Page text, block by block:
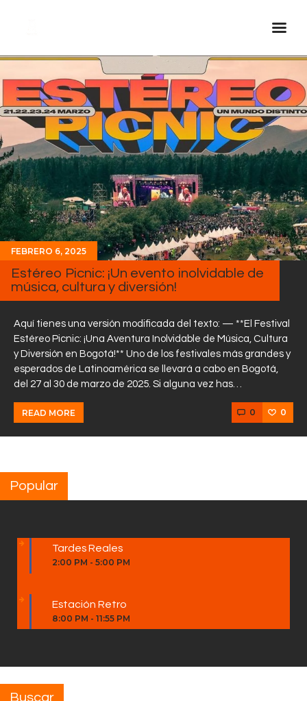
Inicio Real FM
Streaming
En Vivo
Descarga La APP
Programas
Noticias
Equipo
Sobre Nosotros
Contactos
FEBRERO 6, 2025
Estéreo Picnic: ¡Un evento inolvidable de
música, cultura y diversión!
Aquí tienes una versión modificada del texto: — **El Festival
Estéreo Picnic: ¡Una Aventura Inolvidable de Música, Cultura
y Diversión en Bogotá!** Uno de los festivales más grandes y
esperados de Latinoamérica se llevará a cabo en Bogotá,
del 27 al 30 de marzo de 2025. Si alguna vez has…
READ MORE 0 0
Popular
Tardes Reales
2:00 PM - 5:00 PM
Estación Retro
8:00 PM - 11:55 PM
Buscar